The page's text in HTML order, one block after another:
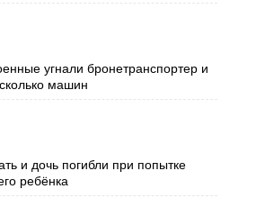
угнали бронетранспортер и
машин
и дочь погибли при попытке
ребёнка